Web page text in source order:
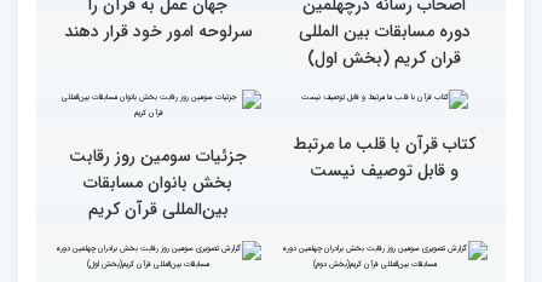
گزارش تصویری حضور
پررنگ کودکان و نوجوانان در
چهلمین دوره مسابقات بین
المللی قرآن کریم(بخش
گزارش تصویری حضور
اصحاب رسانه درچهلمین
دوره مسابقات بین المللی
قاری نیجریایی: نوجوانان
سرلوحه امور خود قرار دهند